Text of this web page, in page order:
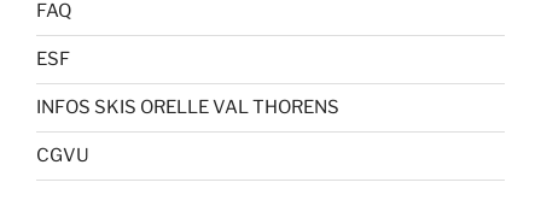
FAQ
ESF
INFOS SKIS ORELLE VAL THORENS
CGVU